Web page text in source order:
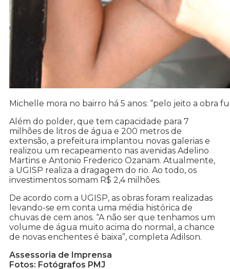
Michelle mora no bairro há 5 anos: “pelo jeito a obra
Além do polder, que tem capacidade para 7
milhões de litros de água e 200 metros de
extensão, a prefeitura implantou novas galerias e
realizou um recapeamento nas avenidas Adelino
Martins e Antonio Frederico Ozanam. Atualmente,
a UGISP realiza a dragagem do rio. Ao todo, os
investimentos somam R$ 2,4 milhões.
De acordo com a UGISP, as obras foram realizadas
levando-se em conta uma média histórica de
chuvas de cem anos. “A não ser que tenhamos um
volume de água muito acima do normal, a chance
de novas enchentes é baixa”, completa Adilson.
Assessoria de Imprensa
Fotos: Fotógrafos PMJ